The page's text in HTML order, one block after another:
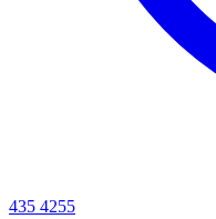
435 4255